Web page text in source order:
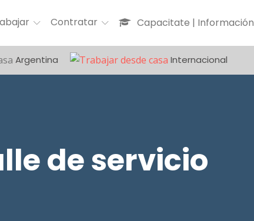
Contratar Capacitate | Información
Argentina Internacional
de servicio